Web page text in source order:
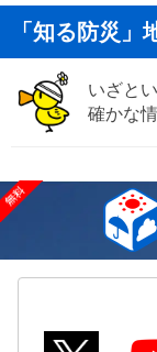
「知る防災」
いざと
確かな